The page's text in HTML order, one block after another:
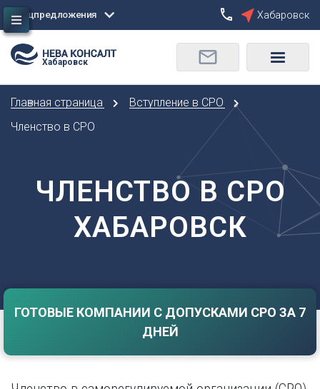
Сбросить
Москва
Санкт-Петербург
Б
Барнаул
Белгород
Брянск
Владикавказ
Владимир
Волгоград
Воронеж
О
Орел
Оренбург
П
Пенза
Пермь
Р
Ростов-на-Дону
Самара
Саранск
Смоленск
Спецпредложения Хабаровск
Хабаровск
Главная страница
Вступление в СРО
Членство в СРО
ЧЛЕНСТВО В СРО
ХАБАРОВСК
ГОТОВЫЕ КОМПАНИИ С ДОПУСКАМИ СРО ЗА 7
ДНЕЙ